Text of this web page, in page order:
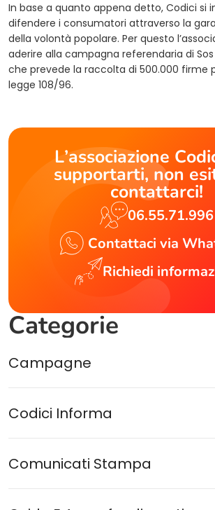
In base a quanto appena detto, Codici si
difendere i consumatori attraverso la
della volontà popolare. Per questo
aderire alla campagna referendaria di Sos
che prevede la raccolta di 500.000 firme
legge 108/96.
L’associazione
supportarti, non
contattarci!
06.55.71.996
Contattaci via
Richiedi
Categorie
Campagne
Codici Informa
Comunicati Stampa